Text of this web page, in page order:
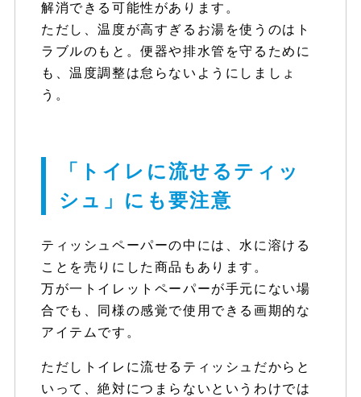
解消できる可能性があります。
ただし、温度が高すぎるお湯を使うのはト
ラブルのもと。便器や排水管を守るために
も、温度調整は怠らないようにしましょ
う。
「トイレに流せるティッ
シュ」にも要注意
ティッシュペーパーの中には、水に溶ける
ことを売りにした商品もあります。
万が一トイレットペーパーが手元にない場
合でも、同様の感覚で使用できる画期的な
アイテムです。
ただしトイレに流せるティッシュだからと
いって、絶対につまらないというわけでは